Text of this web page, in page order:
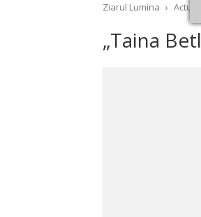
Ziarul Lumina ›
„Taina